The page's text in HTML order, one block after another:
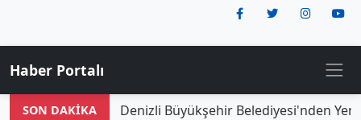
Haber Portalı
SON DAKİKA Denizli Büyükşehir Belediyesi'nden Yeni